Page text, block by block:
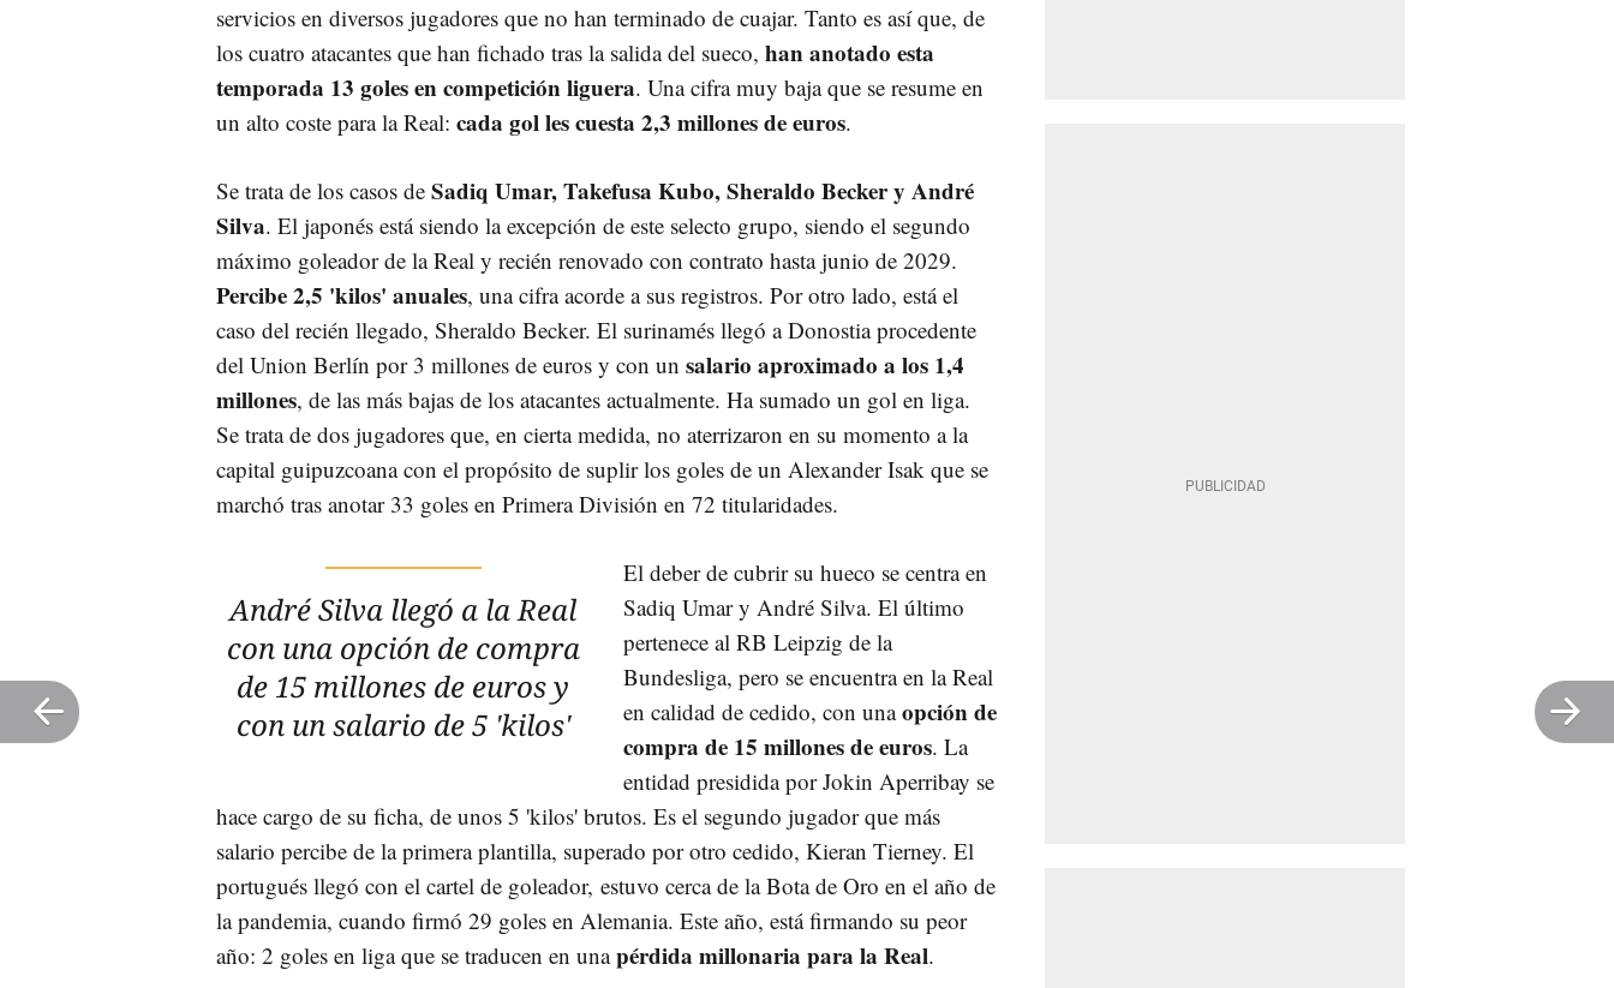
servicios en diversos jugadores que no han terminado de cuajar. Tanto es así que, de
los cuatro atacantes que han fichado tras la salida del sueco, han anotado esta
temporada 13 goles en competición liguera. Una cifra muy baja que se resume en
un alto coste para la Real: cada gol les cuesta 2,3 millones de euros.
Se trata de los casos de Sadiq Umar, Takefusa Kubo, Sheraldo Becker y André
Silva. El japonés está siendo la excepción de este selecto grupo, siendo el segundo
máximo goleador de la Real y recién renovado con contrato hasta junio de 2029.
Percibe 2,5 'kilos' anuales, una cifra acorde a sus registros. Por otro lado, está el
caso del recién llegado, Sheraldo Becker. El surinamés llegó a Donostia procedente
del Union Berlín por 3 millones de euros y con un salario aproximado a los 1,4
millones, de las más bajas de los atacantes actualmente. Ha sumado un gol en liga.
Se trata de dos jugadores que, en cierta medida, no aterrizaron en su momento a la
capital guipuzcoana con el propósito de suplir los goles de un Alexander Isak que se
marchó tras anotar 33 goles en Primera División en 72 titularidades.
André Silva llegó a la Real
con una opción de compra
de 15 millones de euros y
con un salario de 5 'kilos'
El deber de cubrir su hueco se centra en
Sadiq Umar y André Silva. El último
pertenece al RB Leipzig de la
Bundesliga, pero se encuentra en la Real
en calidad de cedido, con unaopción de
compra de 15 millones de euros. La
entidad presidida por Jokin Aperribay se
hace cargo de su ficha, de unos 5 'kilos' brutos. Es el segundo jugador que más
salario percibe de la primera plantilla, superado por otro cedido, Kieran Tierney. El
portugués llegó con el cartel de goleador, estuvo cerca de la Bota de Oro en el año de
la pandemia, cuando firmó 29 goles en Alemania. Este año, está firmando su peor
año: 2 goles en liga que se traducen en unapérdida millonaria para la Real.